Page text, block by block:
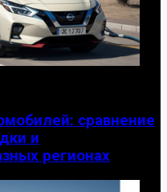
сравнение
и
регионах